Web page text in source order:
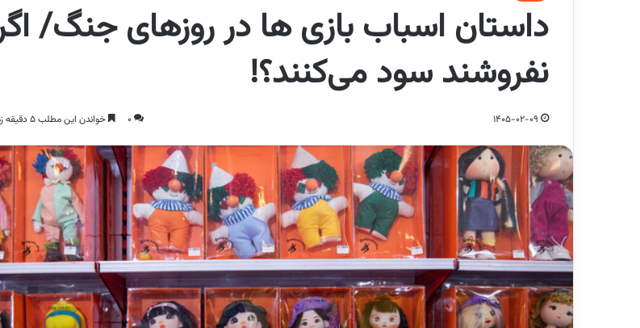
داستان اسباب بازی ها در روزهای جنگ/
نفروشند سود می‌کنند؟!
1405-02-09
0 خواندن این مطلب 5 دقیقه زمان میبرد